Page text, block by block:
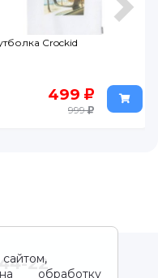
Crockid
499
999
обработку
22